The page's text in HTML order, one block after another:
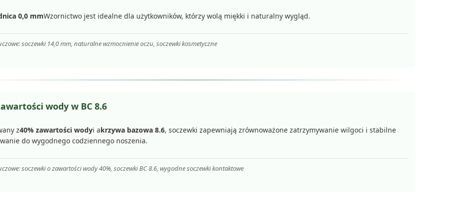
0,0 mmWzornictwo jest idealne dla użytkowników, którzy wolą miękki i naturalny wygląd.
soczewki 14,0 mm, naturalne wzmocnienie oczu, soczewki kosmetyczne
wody w BC 8.6
z40% zawartości wodyi akrzywa bazowa 8.6, soczewki zapewniają zrównoważone zatrzymywanie wilgoci i stabilne
do wygodnego codziennego noszenia.
soczewki o zawartości wody 40%, soczewki BC 8.6, wygodne soczewki kontaktowe